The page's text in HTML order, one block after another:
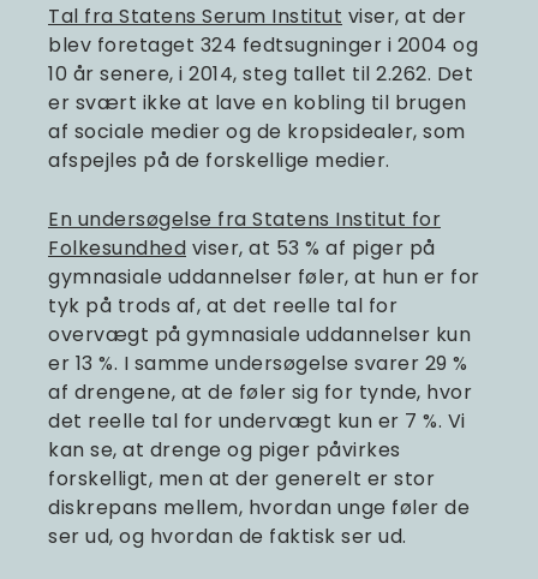
Tal fra Statens Serum Institut viser, at der
blev foretaget 324 fedtsugninger i 2004 og
10 år senere, i 2014, steg tallet til 2.262. Det
er svært ikke at lave en kobling til brugen
af sociale medier og de kropsidealer, som
afspejles på de forskellige medier.
En undersøgelse fra Statens Institut for
Folkesundhed viser, at 53 % af piger på
gymnasiale uddannelser føler, at hun er for
tyk på trods af, at det reelle tal for
overvægt på gymnasiale uddannelser kun
er 13 %. I samme undersøgelse svarer 29 %
af drengene, at de føler sig for tynde, hvor
det reelle tal for undervægt kun er 7 %. Vi
kan se, at drenge og piger påvirkes
forskelligt, men at der generelt er stor
diskrepans mellem, hvordan unge føler de
ser ud, og hvordan de faktisk ser ud.